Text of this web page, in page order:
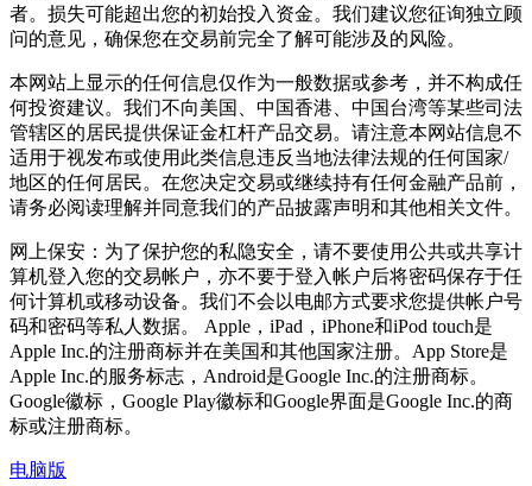
者。损失可能超出您的初始投入资金。我们建议您征询独立顾
问的意见，确保您在交易前完全了解可能涉及的风险。
本网站上显示的任何信息仅作为一般数据或参考，并不构成任
何投资建议。我们不向美国、中国香港、中国台湾等某些司法
管辖区的居民提供保证金杠杆产品交易。请注意本网站信息不
适用于视发布或使用此类信息违反当地法律法规的任何国家/
地区的任何居民。在您决定交易或继续持有任何金融产品前，
请务必阅读理解并同意我们的产品披露声明和其他相关文件。
网上保安：为了保护您的私隐安全，请不要使用公共或共享计
算机登入您的交易帐户，亦不要于登入帐户后将密码保存于任
何计算机或移动设备。我们不会以电邮方式要求您提供帐户号
码和密码等私人数据。 Apple，iPad，iPhone和iPod touch是
Apple Inc.的注册商标并在美国和其他国家注册。App Store是
Apple Inc.的服务标志，Android是Google Inc.的注册商标。
Google徽标，Google Play徽标和Google界面是Google Inc.的商
标或注册商标。
电脑版